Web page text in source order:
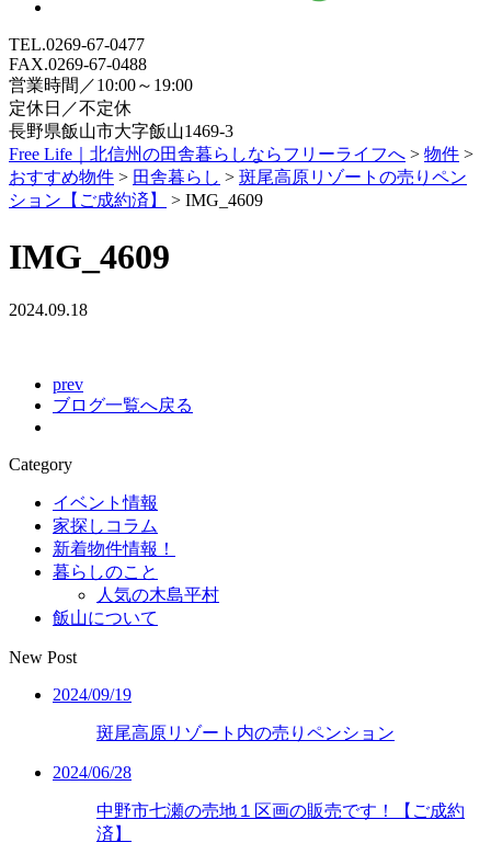
TEL.0269-67-0477
FAX.0269-67-0488
営業時間／10:00～19:00
定休日／不定休
長野県飯山市大字飯山1469-3
Free Life｜北信州の田舎暮らしならフリーライフへ > 物件 >
おすすめ物件 > 田舎暮らし > 斑尾高原リゾートの売りペン
ション【ご成約済】
> IMG_4609
IMG_4609
2024.09.18
prev
ブログ一覧へ戻る
Category
イベント情報
家探しコラム
新着物件情報！
暮らしのこと
人気の木島平村
飯山について
New Post
2024/09/19
斑尾高原リゾート内の売りペンション
2024/06/28
中野市七瀬の売地１区画の販売です！【ご成約
済】